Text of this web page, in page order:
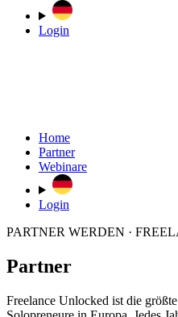
Login
Home
Partner
Webinare
Login
PARTNER WERDEN ·
Partner
Freelance Unlocked ist die